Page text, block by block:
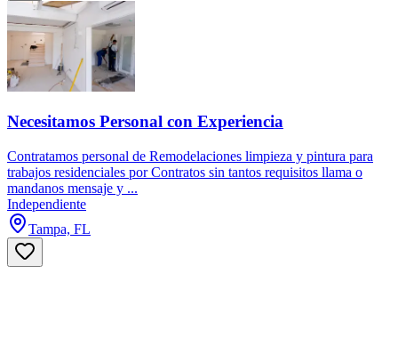
Necesitamos Personal con Experiencia
Contratamos personal de Remodelaciones limpieza y pintura para
trabajos residenciales por Contratos sin tantos requisitos llama o
mandanos mensaje y ...
Independiente
Tampa, FL